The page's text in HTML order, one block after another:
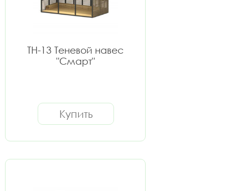
ТН-13 Теневой навес
"Смарт"
Купить